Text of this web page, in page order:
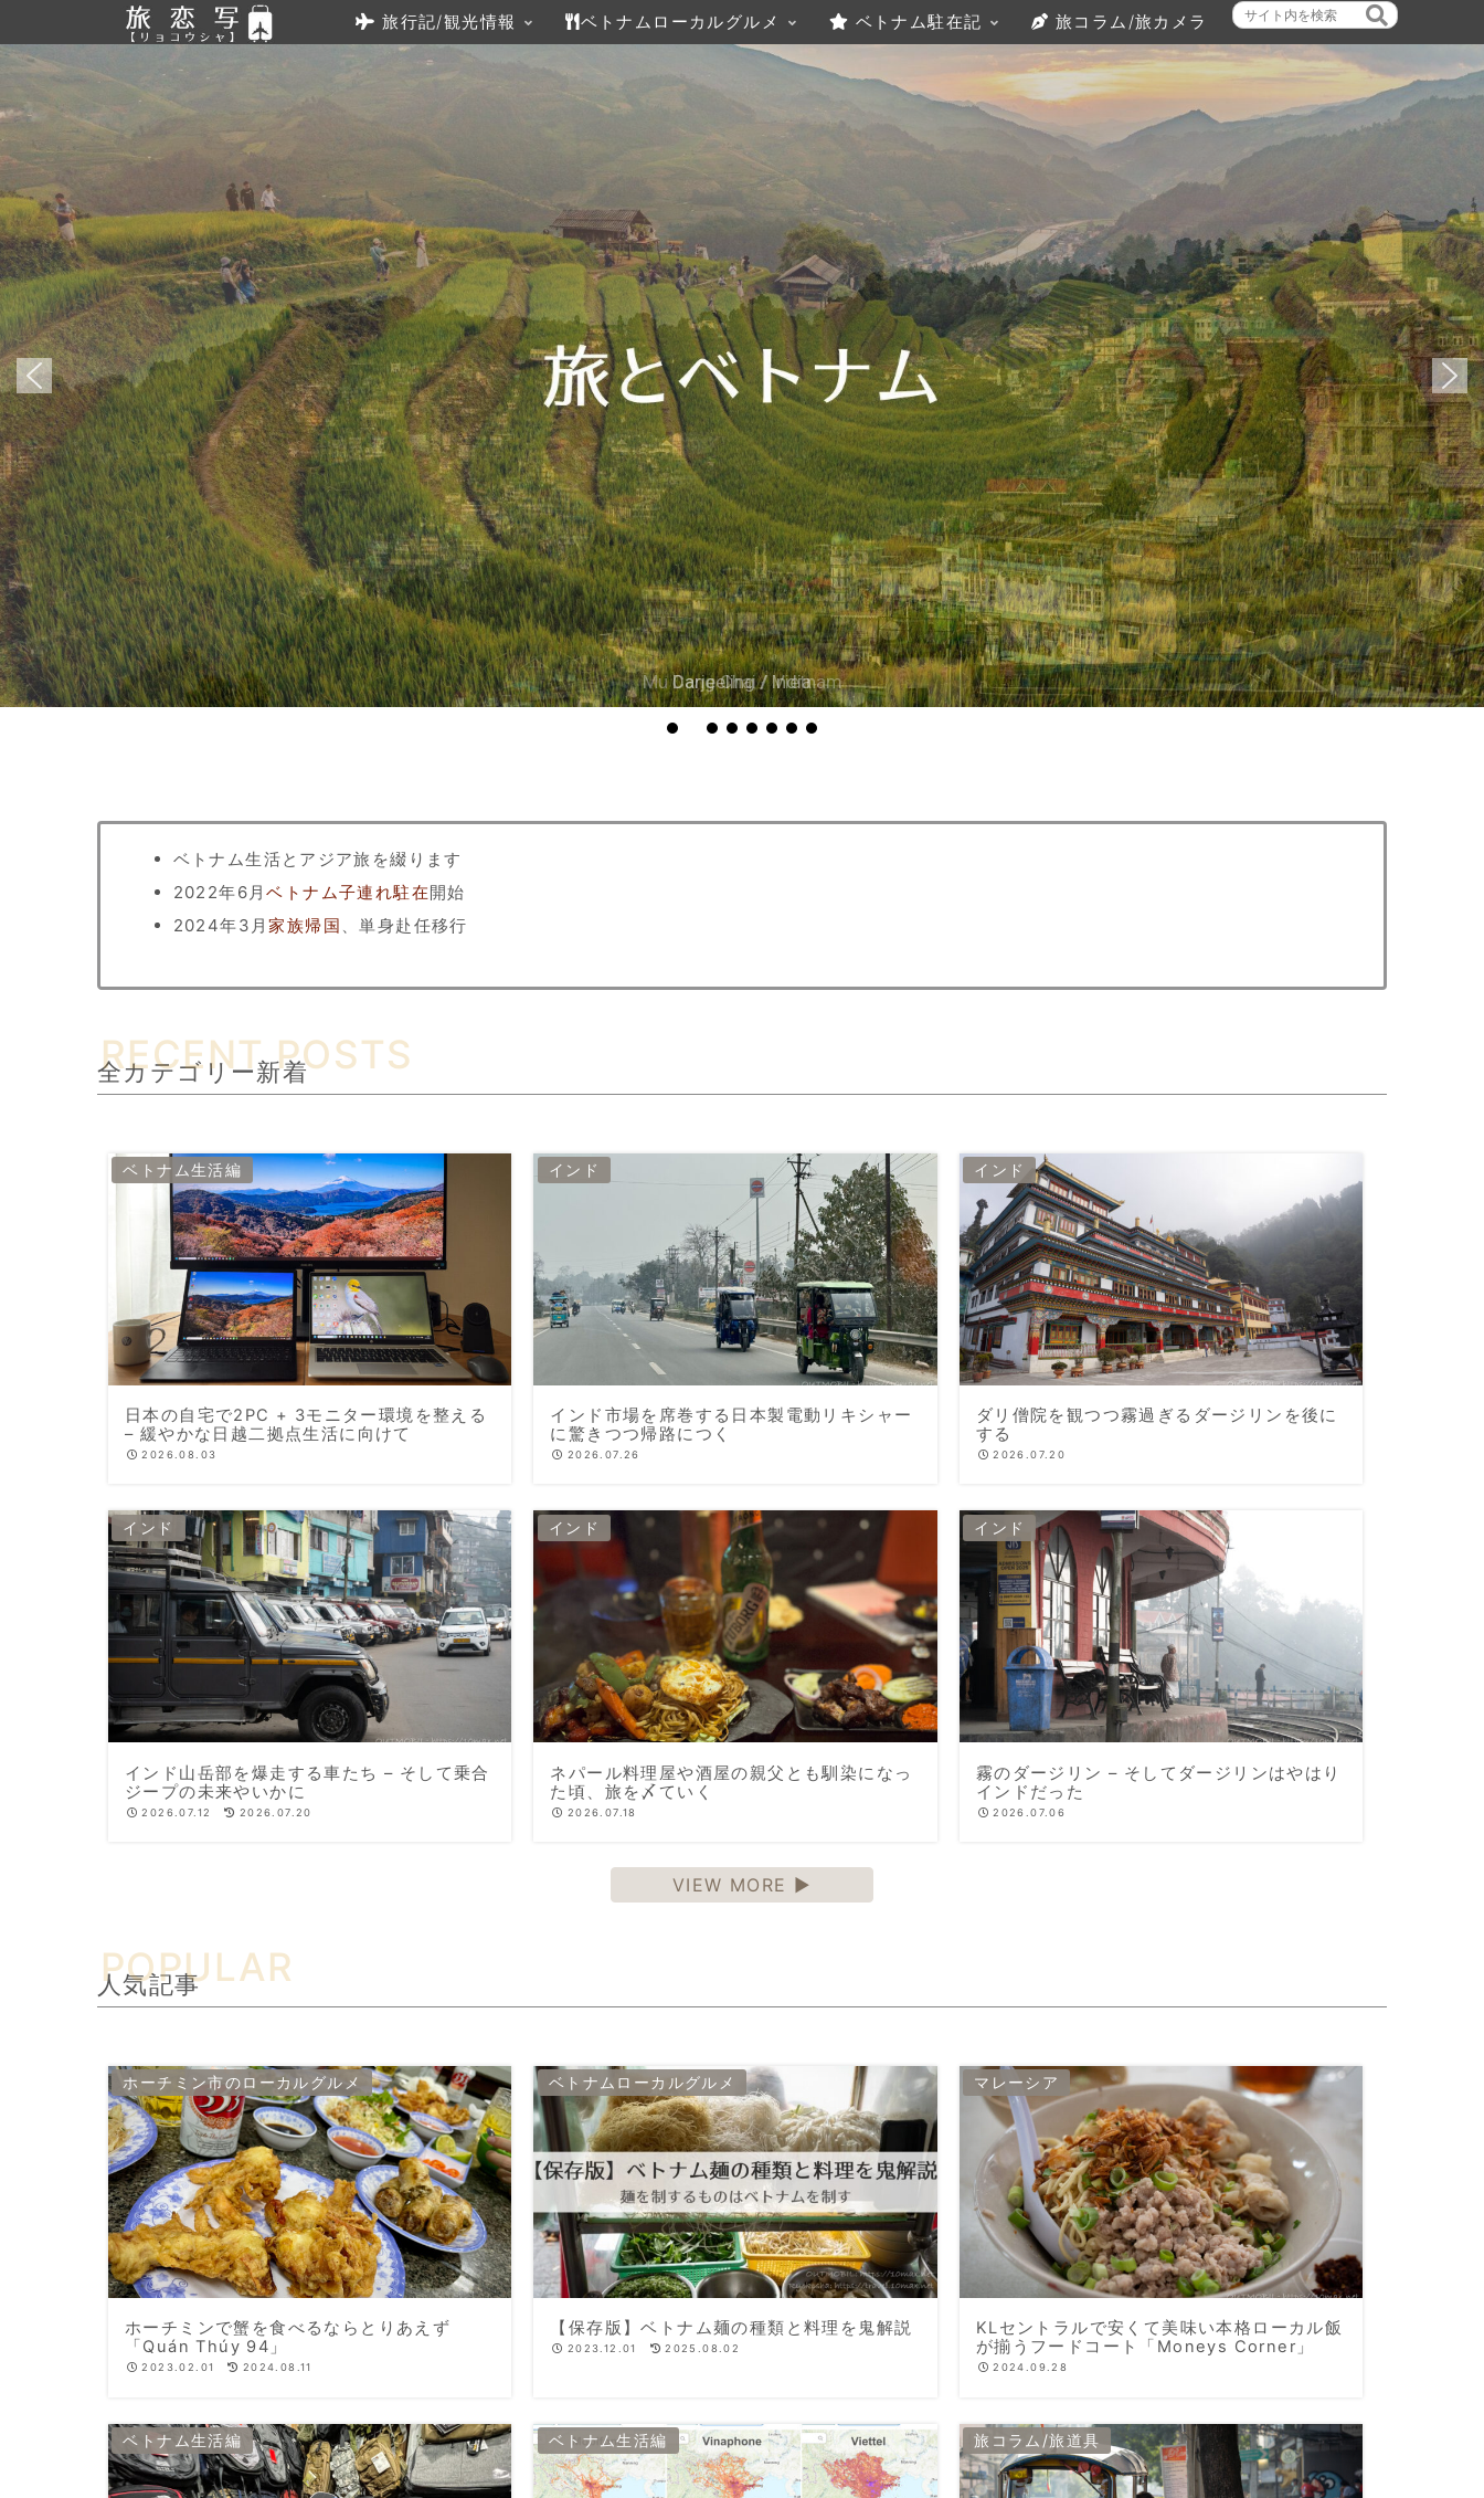
旅行記/観光情報 ベトナムローカルグルメ ベトナム駐在記 旅コラム/旅カメラ
Mu Cang Chai / Vietnam
ベトナム生活とアジア旅を綴ります
2022年6月ベトナム子連れ駐在開始
2024年3月家族帰国 、単身赴任移行
全カテゴリー新着
日本の自宅で2PC + 3モニター環境を整える
– 緩やかな日越二拠点生活に向けて
ベトナム生活編
2026.08.03
インド市場を席巻する日本製電動リキシャー
に驚きつつ帰路につく
インド
2026.07.26
ダリ僧院を観つつ霧過ぎるダージリンを後に
する
インド
2026.07.20
インド山岳部を爆走する車たち – そして乗合
ジープの未来やいかに
インド
2026.07.12 2026.07.20
ネパール料理屋や酒屋の親父とも馴染になっ
た頃、旅を〆ていく
インド
2026.07.18
霧のダージリン – そしてダージリンはやはり
インドだった
インド
2026.07.06
VIEW MORE ▶
人気記事
ホーチミン市のローカルグルメ
ホーチミンで蟹を食べるならとりあえず
「Quán Thúy 94」
2023.02.01 2024.08.11
ベトナムローカルグルメ
【保存版】ベトナム麺の種類と料理を鬼解説
2023.12.01 2025.08.02
マレーシア
KLセントラルで安くて美味い本格ローカル飯
が揃うフードコート「Moneys Corner」
2024.09.28
ベトナム生活編 ベトナム生活編 旅コラム/旅道具